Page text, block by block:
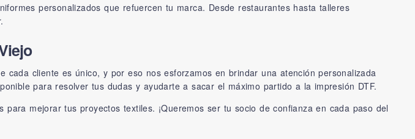
personalizados que refuercen tu marca. Desde restaurantes hasta talleres
cliente es único, y por eso nos esforzamos en brindar una atención personalizada
para resolver tus dudas y ayudarte a sacar el máximo partido a la impresión DTF.
para mejorar tus proyectos textiles. ¡Queremos ser tu socio de confianza en cada paso del